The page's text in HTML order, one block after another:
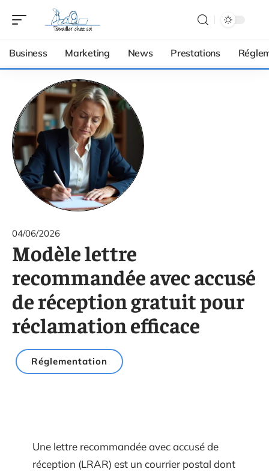
Business Marketing News Prestations
04/06/2026
Modèle lettre
recommandée avec accusé
de réception gratuit pour
réclamation efficace
Réglementation
Une lettre recommandée avec accusé de
réception (LRAR) est un courrier postal dont